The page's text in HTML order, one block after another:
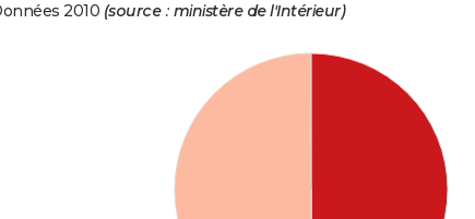
2010 (source : ministère de l'Intérieur)